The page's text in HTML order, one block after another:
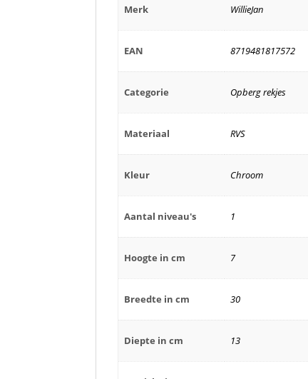
Merk WillieJan
EAN 8719481817572
Categorie Opberg rekjes
Materiaal RVS
Kleur Chroom
Aantal niveau's 1
Hoogte in cm 7
Breedte in cm 30
Diepte in cm 13